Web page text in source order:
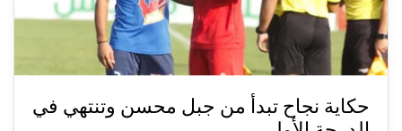
حكاية نجاح تبدأ من جبل محسن وتنتهي في